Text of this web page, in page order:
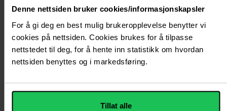
Denne nettsiden bruker cookies/informasjonskapsler
For å gi deg en best mulig brukeropplevelse benytter vi
cookies på nettsiden. Cookies brukes for å tilpasse
nettstedet til deg, for å hente inn statistikk om hvordan
nettsiden benyttes og i markedsføring.
Tillat alle